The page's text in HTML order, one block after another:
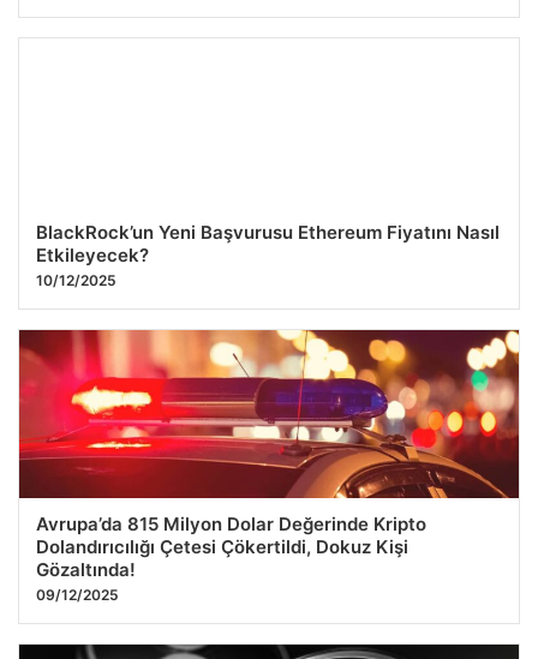
BlackRock’un Yeni Başvurusu Ethereum Fiyatını Nasıl
Etkileyecek?
10/12/2025
Avrupa’da 815 Milyon Dolar Değerinde Kripto
Dolandırıcılığı Çetesi Çökertildi, Dokuz Kişi
Gözaltında!
09/12/2025